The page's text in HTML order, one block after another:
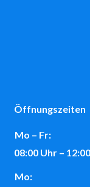
Öffnungszeiten
Mo – Fr:
08:00 Uhr –
Mo: